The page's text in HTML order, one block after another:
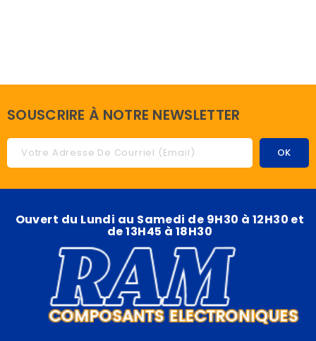
SOUSCRIRE À NOTRE NEWSLETTER
Ouvert du Lundi au Samedi de 9H30 à 12H30 et
de 13H45 à 18H30